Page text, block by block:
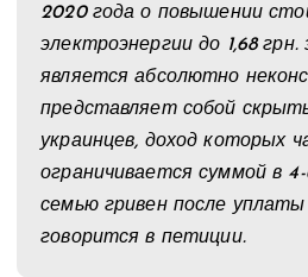
2020 года о повышении
электроэнергии до 1,68
является абсолютно
представляет собой
украинцев, доход которых
ограничивается суммой в
семью гривен после уплаты
говорится в петиции.